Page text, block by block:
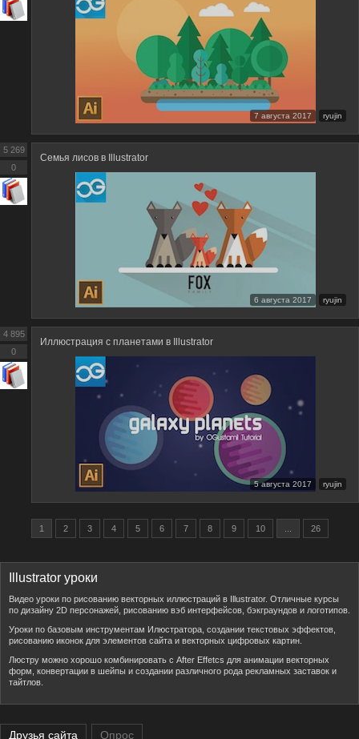
7 августа 2017 ryujin
Семья лисов в Illustrator
6 августа 2017 ryujin
5 269
0
Иллюстрация с планетами в Illustrator
5 августа 2017 ryujin
4 895
0
1 2 3 4 5 6 7 8 9 10 26
Illustrator уроки
Видео уроки по рисованию векторных иллюстраций в Illustrator. Отличные курсы
по дизайну 2D персонажей, рисованию вэб интерфейсов, бэкграундов и логотипов.
Уроки по базовым инструментам Илюстратора, создании текстовых эффектов
рисованию иконок для элементов сайта и векторных цифровых картин.
Люстру можно хорошо комбинировать с After Effetcs для анимации векторных
форм, конвертации в шейпы и создании различного рода рекламных заставок и
тайтлов.
Друзья сайта Опрос